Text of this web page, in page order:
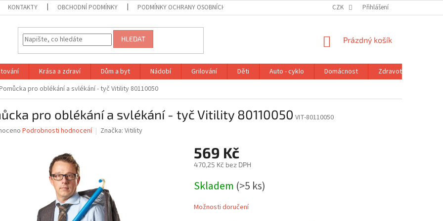
KONTAKTY OBCHODNÍ PODMÍNKY PODMÍNKY OCHRANY OSOBNÍCH ÚDAJŮ VRÁCENÍ ZBOŽÍ V ZÁKONNÉ LHŮTĚ REKLAMAČNÍ ŘÁD
CZK Přihlášení
HLEDAT
NÁKUPNÍ
Prázdný košík
Krása a zdraví Dům a byt Nádobí Grilování Děti Auto - cyklo Domácnost
Zdravotní potřeby
pro oblékání a svlékání - tyč Vitility 80110050
pro oblékání a svlékání - tyč Vitility 80110050 VIT-80110050
Podrobnosti hodnocení Značka: Vitility
569 Kč
470,25 Kč bez DPH
cena:
Skladem (>5 ks)
Možnosti doručení